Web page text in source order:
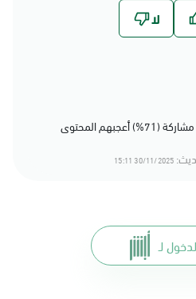
30/11/2025 15:11
لـ